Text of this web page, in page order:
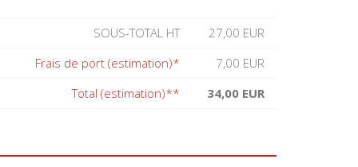
SOUS-TOTAL HT
27,00 EUR
Frais de port (estimation)*
7,00 EUR
Total (estimation)**
34,00 EUR